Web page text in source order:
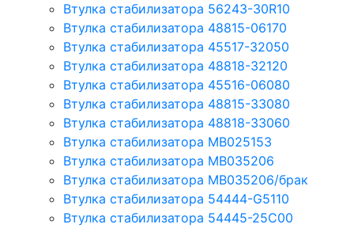
Втулка стабилизатора 56243-30R10
Втулка стабилизатора 48815-06170
Втулка стабилизатора 45517-32050
Втулка стабилизатора 48818-32120
Втулка стабилизатора 45516-06080
Втулка стабилизатора 48815-33080
Втулка стабилизатора 48818-33060
Втулка стабилизатора MB025153
Втулка стабилизатора MB035206
Втулка стабилизатора MB035206/брак
Втулка стабилизатора 54444-G5110
Втулка стабилизатора 54445-25C00